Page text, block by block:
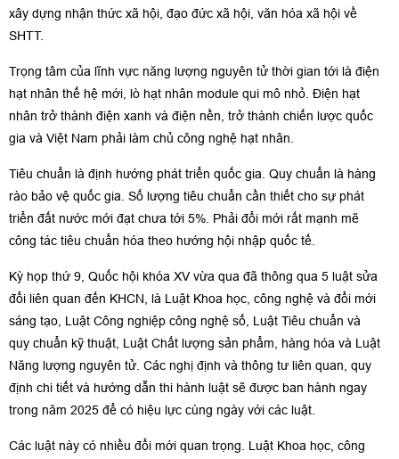
xây dựng nhận thức xã hội, đạo đức xã hội, văn hóa xã hội về
SHTT.
Trọng tâm của lĩnh vực năng lượng nguyên tử thời gian tới là điện
hạt nhân thế hệ mới, lò hạt nhân module qui mô nhỏ. Điện hạt
nhân trở thành điện xanh và điện nền, trở thành chiến lược quốc
gia và Việt Nam phải làm chủ công nghệ hạt nhân.
Tiêu chuẩn là định hướng phát triển quốc gia. Quy chuẩn là hàng
rào bảo vệ quốc gia. Số lượng tiêu chuẩn cần thiết cho sự phát
triển đất nước mới đạt chưa tới 5%. Phải đổi mới rất mạnh mẽ
công tác tiêu chuẩn hóa theo hướng hội nhập quốc tế.
Kỳ họp thứ 9, Quốc hội khóa XV vừa qua đã thông qua 5 luật sửa
đổi liên quan đến KHCN, là Luật Khoa học, công nghệ và đổi mới
sáng tạo, Luật Công nghiệp công nghệ số, Luật Tiêu chuẩn và
quy chuẩn kỹ thuật, Luật Chất lượng sản phẩm, hàng hóa và Luật
Năng lượng nguyên tử. Các nghị định và thông tư liên quan, quy
định chi tiết và hướng dẫn thi hành luật sẽ được ban hành ngay
trong năm 2025 để có hiệu lực cùng ngày với các luật.
Các luật này có nhiều đổi mới quan trọng. Luật Khoa học, công